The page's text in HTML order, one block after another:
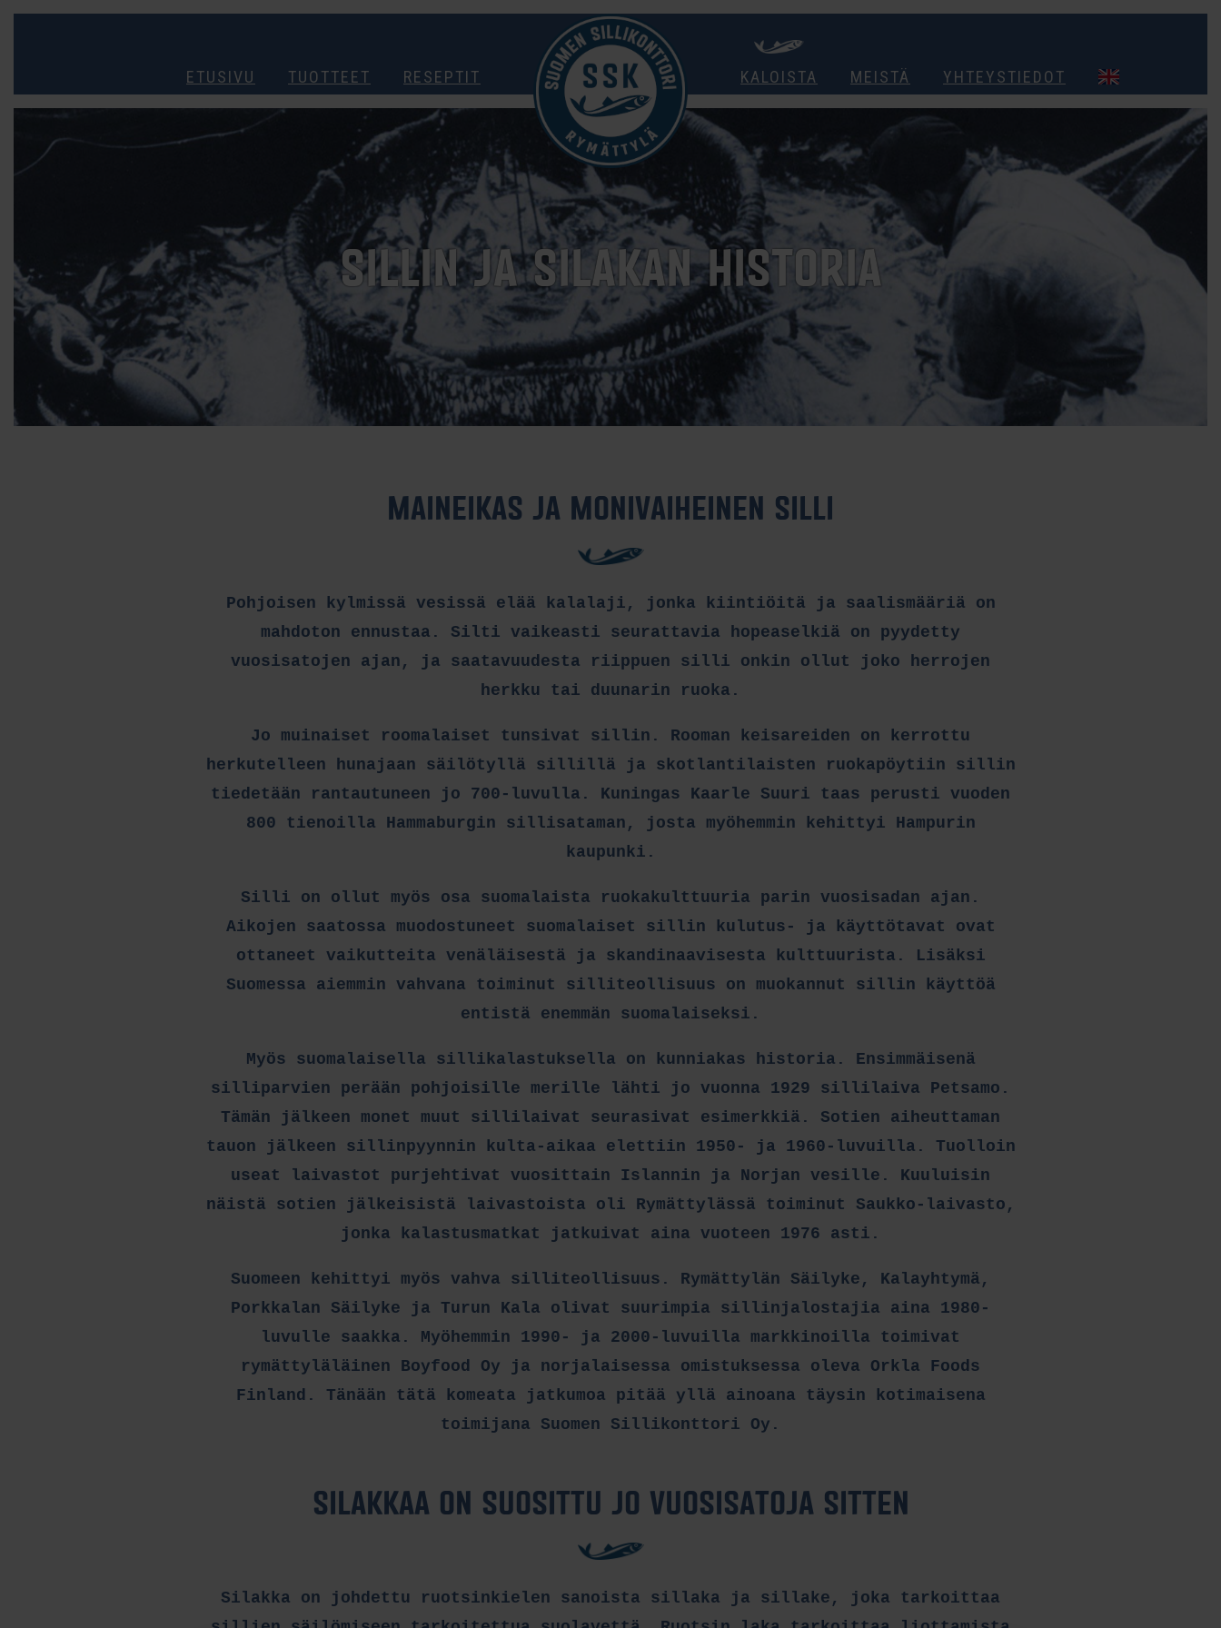
ETUSIVU TUOTTEET RESEPTIT KALOISTA MEISTÄ YHTEYSTIEDOT
SILLIN JA SILAKAN HISTORIA
MAINEIKAS JA MONIVAIHEINEN SILLI
Pohjoisen kylmissä vesissä elää kalalaji, jonka kiintiöitä ja saalismääriä on
mahdoton ennustaa. Silti vaikeasti seurattavia hopeaselkiä on pyydetty
vuosisatojen ajan, ja saatavuudesta riippuen silli onkin ollut joko herrojen
herkku tai duunarin ruoka.
Jo muinaiset roomalaiset tunsivat sillin. Rooman keisareiden on kerrottu
herkutelleen hunajaan säilötyllä sillillä ja skotlantilaisten ruokapöytiin sillin
tiedetään rantautuneen jo 700-luvulla. Kuningas Kaarle Suuri taas perusti vuoden
800 tienoilla Hammaburgin sillisataman, josta myöhemmin kehittyi Hampurin
kaupunki.
Silli on ollut myös osa suomalaista ruokakulttuuria parin vuosisadan ajan.
Aikojen saatossa muodostuneet suomalaiset sillin kulutus- ja käyttötavat ovat
ottaneet vaikutteita venäläisestä ja skandinaavisesta kulttuurista. Lisäksi
Suomessa aiemmin vahvana toiminut silliteollisuus on muokannut sillin käyttöä
entistä enemmän suomalaiseksi.
Myös suomalaisella sillikalastuksella on kunniakas historia. Ensimmäisenä
silliparvien perään pohjoisille merille lähti jo vuonna 1929 sillilaiva Petsamo.
Tämän jälkeen monet muut sillilaivat seurasivat esimerkkiä. Sotien aiheuttaman
tauon jälkeen sillinpyynnin kulta-aikaa elettiin 1950- ja 1960-luvuilla. Tuolloin
useat laivastot purjehtivat vuosittain Islannin ja Norjan vesille. Kuuluisin
näistä sotien jälkeisistä laivastoista oli Rymättylässä toiminut Saukko-laivasto,
jonka kalastusmatkat jatkuivat aina vuoteen 1976 asti.
Suomeen kehittyi myös vahva silliteollisuus. Rymättylän Säilyke, Kalayhtymä,
Porkkalan Säilyke ja Turun Kala olivat suurimpia sillinjalostajia aina 1980-
luvulle saakka. Myöhemmin 1990- ja 2000-luvuilla markkinoilla toimivat
rymättyläläinen Boyfood Oy ja norjalaisessa omistuksessa oleva Orkla Foods
Finland. Tänään tätä komeata jatkumoa pitää yllä ainoana täysin kotimaisena
toimijana Suomen Sillikonttori Oy.
SILAKKAA ON SUOSITTU JO VUOSISATOJA SITTEN
Silakka on johdettu ruotsinkielen sanoista sillaka ja sillake, joka tarkoittaa